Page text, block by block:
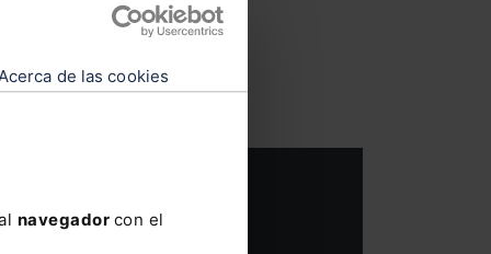
de las cookies
navegador con el